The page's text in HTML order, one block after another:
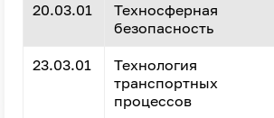
20.03.01
Техносферная
безопасность
23.03.01
Технология
транспортных
процессов